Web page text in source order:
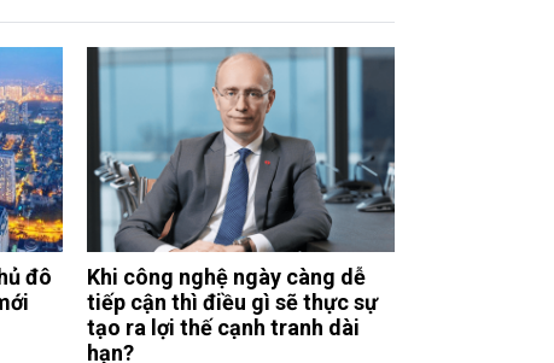
đô
Khi công nghệ ngày càng dễ
tiếp cận thì điều gì sẽ thực sự
tạo ra lợi thế cạnh tranh dài
hạn?